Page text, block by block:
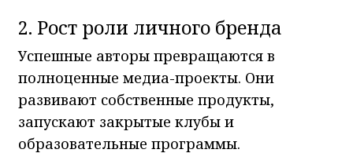
2. Рост роли личного бренда
Успешные авторы превращаются в
полноценные медиа-проекты. Они
развивают собственные продукты,
запускают закрытые клубы и
образовательные программы.